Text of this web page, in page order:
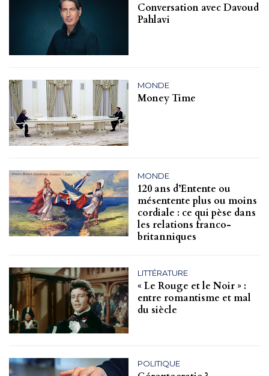
Conversation avec Davoud
Pahlavi
MONDE
Money Time
MONDE
120 ans d’Entente ou
mésentente plus ou moins
cordiale : ce qui pèse dans
les relations franco-
britanniques
LITTÉRATURE
« Le Rouge et le Noir » :
entre romantisme et mal
du siècle
POLITIQUE